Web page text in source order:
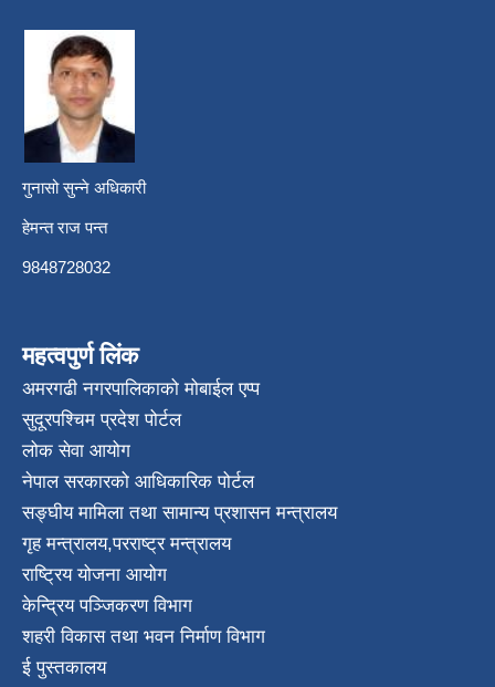
गुनासो सुन्ने अधिकारी
हेमन्त राज पन्त
9848728032
महत्वपुर्ण लिंक
अमरगढी नगरपालिकाको मोबाईल एप्प
सुदूरपश्चिम प्रदेश पोर्टल
लोक सेवा आयोग
नेपाल सरकारको आधिकारिक पोर्टल
सङ्घीय मामिला तथा सामान्य प्रशासन मन्त्रालय
गृह मन्त्रालय,परराष्ट्र मन्त्रालय
राष्ट्रिय योजना आयोग
केन्द्रिय पञ्जिकरण विभाग
शहरी विकास तथा भवन निर्माण विभाग
ई पुस्तकालय